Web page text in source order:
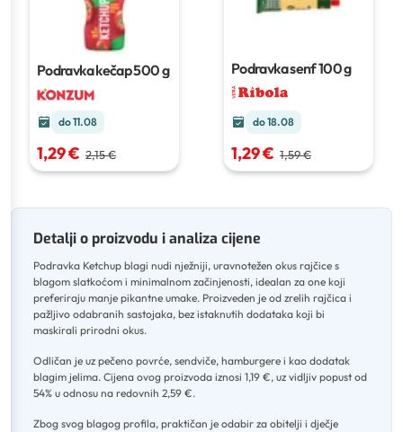
Podravka kečap500 g
do 11.08
1,29 € 2,15 €
Podravka senf100 g
do 18.08
1,29 € 1,59 €
Detalji o proizvodu i analiza cijene
Podravka Ketchup blagi nudi nježniji, uravnotežen okus rajčice s
blagom slatkoćom i minimalnom začinjenosti, idealan za one koji
preferiraju manje pikantne umake. Proizveden je od zrelih rajčica i
pažljivo odabranih sastojaka, bez istaknutih dodataka koji bi
maskirali prirodni okus.
Odličan je uz pečeno povrće, sendviče, hamburgere i kao dodatak
blagim jelima. Cijena ovog proizvoda iznosi 1,19 €, uz vidljiv popust od
54% u odnosu na redovnih 2,59 €.
Zbog svog blagog profila, praktičan je odabir za obitelji i dječje